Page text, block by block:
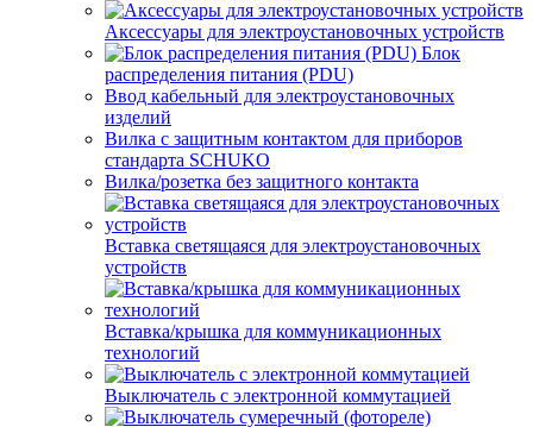
Аксессуары для электроустановочных устройств
Блок
распределения питания (PDU)
Ввод кабельный для электроустановочных
изделий
Вилка с защитным контактом для приборов
стандарта SCHUKO
Вилка/розетка без защитного контакта
Вставка светящаяся для электроустановочных
устройств
Вставка/крышка для коммуникационных
технологий
Выключатель с электронной коммутацией